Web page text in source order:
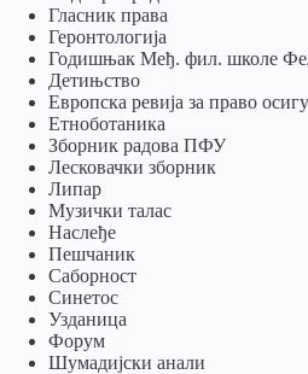
Гласник права
Геронтологија
Годишњак Међ. фил. школе
Детињство
Европска ревија за право
Eтноботаника
Зборник радова ПФУ
Лесковачки зборник
Липар
Музички талас
Наслеђе
Пешчаник
Саборност
Синетос
Узданица
Форум
Шумадијски анали